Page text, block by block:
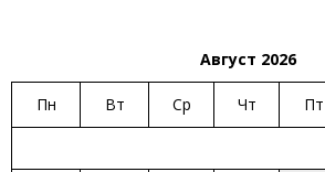
Август 2026
Пн Вт Ср Чт Пт